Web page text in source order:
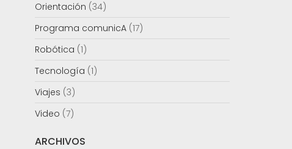
Orientación (34)
Programa comunicA(17)
Robótica (1)
Tecnología (1)
Viajes (3)
Video (7)
ARCHIVOS